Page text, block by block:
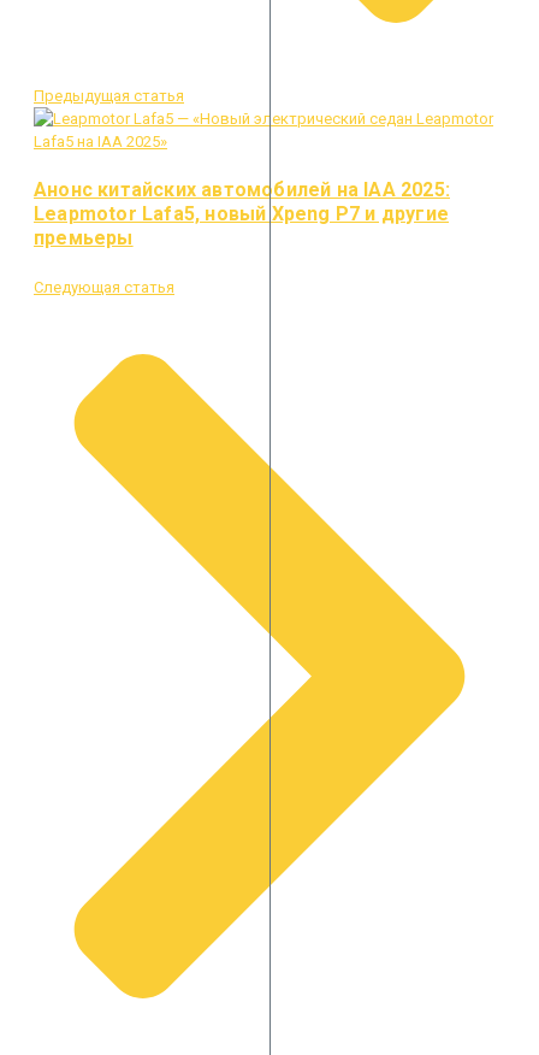
Предыдущая статья
Анонс китайских автомобилей на IAA 2025:
Leapmotor Lafa5, новый Xpeng P7 и другие
премьеры
Следующая статья